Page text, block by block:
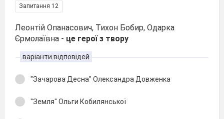
Запитання 12
Леонтій Опанасович, Тихон Бобир, Одарка
Єрмолаївна - це герої з твору
варіанти відповідей
"Зачарова Десна" Олександра Довженка
"Земля" Ольги Кобилянської